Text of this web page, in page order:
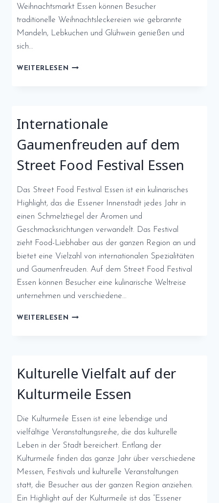
Weihnachtsmarkt Essen können Besucher
traditionelle Weihnachtsleckereien wie gebrannte
Mandeln, Lebkuchen und Glühwein genießen und
sich…
WEITERLESEN FESTLICHE
ESSEN
Internationale
Gaumenfreuden auf dem
Street Food Festival Essen
Das Street Food Festival Essen ist ein kulinarisches
Highlight, das die Essener Innenstadt jedes Jahr in
einen Schmelztiegel der Aromen und
Geschmacksrichtungen verwandelt. Das Festival
zieht Food-Liebhaber aus der ganzen Region an und
bietet eine Vielzahl von internationalen Spezialitäten
und Gaumenfreuden. Auf dem Street Food Festival
Essen können Besucher eine kulinarische Weltreise
unternehmen und verschiedene…
WEITERLESEN INTERNATIONALE
FOOD
FESTIVAL
ESSEN
Kulturelle Vielfalt auf der
Kulturmeile Essen
Die Kulturmeile Essen ist eine lebendige und
vielfältige Veranstaltungsreihe, die das kulturelle
Leben in der Stadt bereichert. Entlang der
Kulturmeile finden das ganze Jahr über verschiedene
Messen, Festivals und kulturelle Veranstaltungen
statt, die Besucher aus der ganzen Region anziehen.
Ein Highlight auf der Kulturmeile ist das “Essener